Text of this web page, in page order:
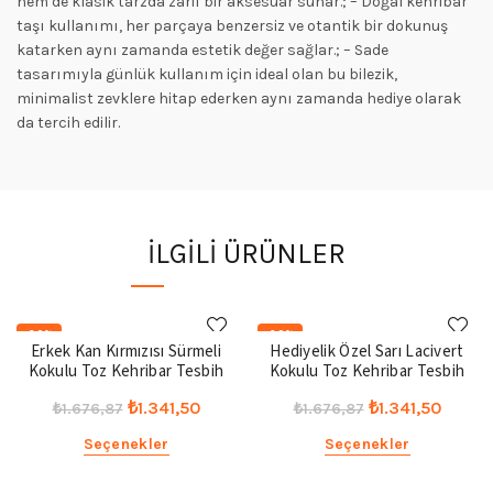
taşı kullanımı, her parçaya benzersiz ve otantik bir dokunuş
katarken aynı zamanda estetik değer sağlar.; – Sade
tasarımıyla günlük kullanım için ideal olan bu bilezik,
minimalist zevklere hitap ederken aynı zamanda hediye olarak
da tercih edilir.
İLGILI ÜRÜNLER
-20%
Erkek Kan Kırmızısı Sürmeli
Kokulu Toz Kehribar Tesbih
₺1.676,87 Orijinal
fiyat:
₺1.676,87.
₺1.341,50Şu
Seçenekler
-20%
Hediyelik Özel Sarı Lacivert
Kokulu Toz Kehribar Tesbih
₺1.676,87 Orijinal
fiyat:
₺1.676,87.
₺1.341,50Şu
Seçenekler